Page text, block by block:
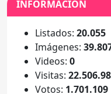
INFORMACIÓN
Listados: 20.055
Imágenes:
Videos: 0
Visitas:
Votos: 1.701.109